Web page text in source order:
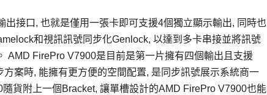
接口, 也就是僅用一張卡即可支援4個獨立顯示輸出, 同時也
和視訊訊號同步化Genlock, 以達到多卡串接並將訊號
AMD FirePro V7900是目前是第一片擁有四個輸出且支援
案時, 能擁有更方便的空間配置, 是同步訊號展示系統商一
貨附上一個Bracket, 讓單槽設計的AMD FirePro V7900也能